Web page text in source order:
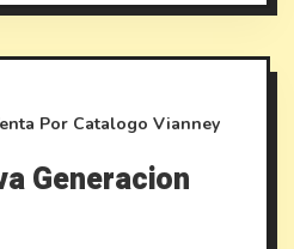
Por Catalogo Vianney
Generacion